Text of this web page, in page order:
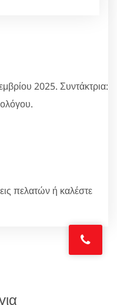
2025. Συντάκτρια:
πελατών ή καλέστε